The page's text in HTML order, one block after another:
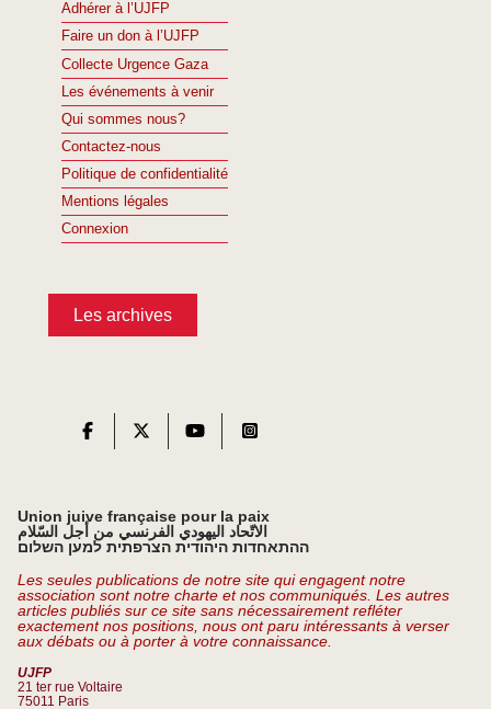
Adhérer à l’UJFP
Faire un don à l’UJFP
Collecte Urgence Gaza
Les événements à venir
Qui sommes nous?
Contactez-nous
Politique de confidentialité
Mentions légales
Connexion
Les archives
Union juive française pour la paix
الاتّحاد اليهودي الفرنسي من أجل السّلام
ההתאחדות היהודית הצרפתית למען השלום
Les seules publications de notre site qui engagent notre
association sont notre charte et nos communiqués. Les autres
articles publiés sur ce site sans nécessairement refléter
exactement nos positions, nous ont paru intéressants à verser
aux débats ou à porter à votre connaissance.
UJFP
21 ter rue Voltaire
75011 Paris